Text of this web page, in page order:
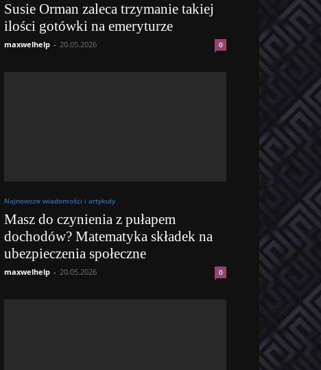
Susie Orman zaleca trzymanie takiej
ilości gotówki na emeryturze
maxwelhelp - 20.05.2026 0
Najnowsze wiadomości i artykuły
Masz do czynienia z pułapem
dochodów? Matematyka składek na
ubezpieczenia społeczne
maxwelhelp - 20.05.2026 0